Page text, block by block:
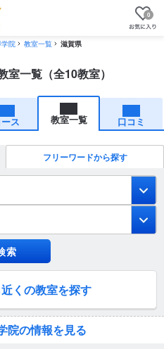
0
院 教室一覧 滋賀県
室一覧（全10教室）
ス 教室一覧 口コミ
フリーワードから探す
くの教室を探す
院の情報を見る